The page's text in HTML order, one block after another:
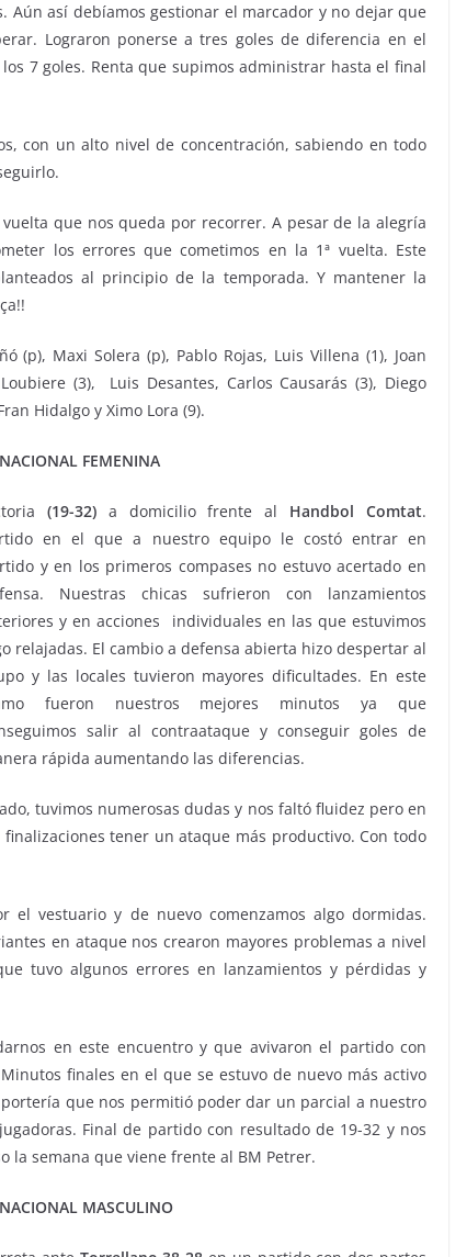
Aún así debíamos gestionar el marcador y no dejar que
Lograron ponerse a tres goles de diferencia en el
7 goles. Renta que supimos administrar hasta el final
con un alto nivel de concentración, sabiendo en todo
que nos queda por recorrer. A pesar de la alegría
los errores que cometimos en la 1ª vuelta. Este
al principio de la temporada. Y mantener la
Maxi Solera (p), Pablo Rojas, Luis Villena (1), Joan
(3), Luis Desantes, Carlos Causarás (3), Diego
Hidalgo y Ximo Lora (9).
FEMENINA
(19-32)a domicilio frente al Handbol Comtat.
en el que a nuestro equipo le costó entrar en
y en los primeros compases no estuvo acertado en
Nuestras chicas sufrieron con lanzamientos
y en acciones individuales en las que estuvimos
relajadas. El cambio a defensa abierta hizo despertar al
y las locales tuvieron mayores dificultades. En este
fueron nuestros mejores minutos ya que
salir al contraataque y conseguir goles de
rápida aumentando las diferencias.
tuvimos numerosas dudas y nos faltó fluidez pero en
tener un ataque más productivo. Con todo
vestuario y de nuevo comenzamos algo dormidas.
en ataque nos crearon mayores problemas a nivel
tuvo algunos errores en lanzamientos y pérdidas y
en este encuentro y que avivaron el partido con
finales en el que se estuvo de nuevo más activo
que nos permitió poder dar un parcial a nuestro
Final de partido con resultado de 19-32 y nos
la semana que viene frente al BM Petrer.
MASCULINO